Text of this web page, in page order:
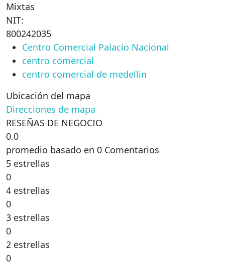
Mixtas
NIT:
800242035
Centro Comercial Palacio Nacional
centro comercial
centro comercial de medellin
Ubicación del mapa
Direcciones de mapa
RESEÑAS DE NEGOCIO
0.0
promedio basado en 0 Comentarios
5 estrellas
0
4 estrellas
0
3 estrellas
0
2 estrellas
0